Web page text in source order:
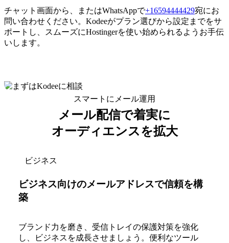
チャット画面から、またはWhatsAppで+16594444429宛にお
問い合わせください。Kodeeがプラン選びから設定までをサ
ポートし、スムーズにHostingerを使い始められるようお手伝
いします。
スマートにメール運用
メール配信で着実に
オーディエンスを拡大
ビジネス
ビジネス向けのメールアドレスで信頼を構
築
ブランド力を磨き、受信トレイの保護対策を強化
し、ビジネスを成長させましょう。便利なツール